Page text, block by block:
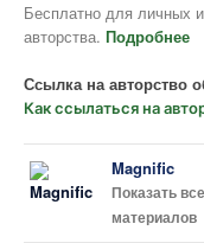
Бесплатно для личных
авторства. Подробнее
Ссылка на авторство
Как ссылаться на
Magnific
Показать
материалов